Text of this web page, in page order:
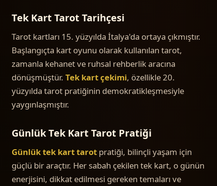
Tek Kart Tarot Tarihçesi
Tarot kartları 15. yüzyılda İtalya'da ortaya çıkmıştır.
Başlangıçta kart oyunu olarak kullanılan tarot,
zamanla kehanet ve ruhsal rehberlik aracına
dönüşmüştür. Tek kart çekimi, özellikle 20.
yüzyılda tarot pratiğinin demokratikleşmesiyle
yaygınlaşmıştır.
Günlük Tek Kart Tarot Pratiği
Günlük tek kart tarot pratiği, bilinçli yaşam için
güçlü bir araçtır. Her sabah çekilen tek kart, o günün
enerjisini, dikkat edilmesi gereken temaları ve